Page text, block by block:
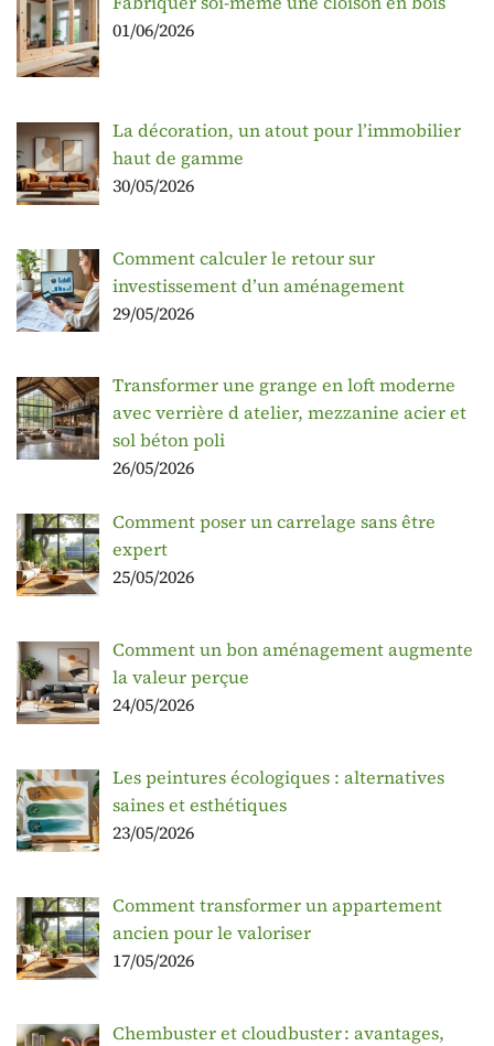
01/06/2026
La décoration, un atout pour l’immobilier
haut de gamme
30/05/2026
Comment calculer le retour sur
investissement d’un aménagement
29/05/2026
Transformer une grange en loft moderne
avec verrière d atelier, mezzanine acier et
sol béton poli
26/05/2026
Comment poser un carrelage sans être
expert
25/05/2026
Comment un bon aménagement augmente
la valeur perçue
24/05/2026
Les peintures écologiques : alternatives
saines et esthétiques
23/05/2026
Comment transformer un appartement
ancien pour le valoriser
17/05/2026
Chembuster et cloudbuster : avantages,